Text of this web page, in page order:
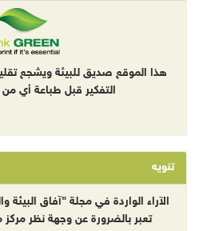
هذا الموقع صديق للبيئة ويشجع
التفكير قبل طباعة أي
تنويه
الآراء الواردة في مجلة "آفاق البيئة
تعبر بالضرورة عن وجهة نظر